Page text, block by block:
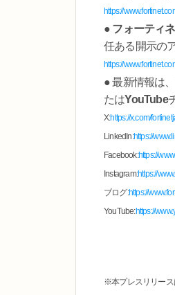
https://
● フォーティ
任ある開示の
https://
● 最新情報は
たはYouTube
X:https://x.com/
LinkedIn:https://
Facebook:https://
Instagram:https://
ブログ:https://
YouTube:https://
※本プレスリリース